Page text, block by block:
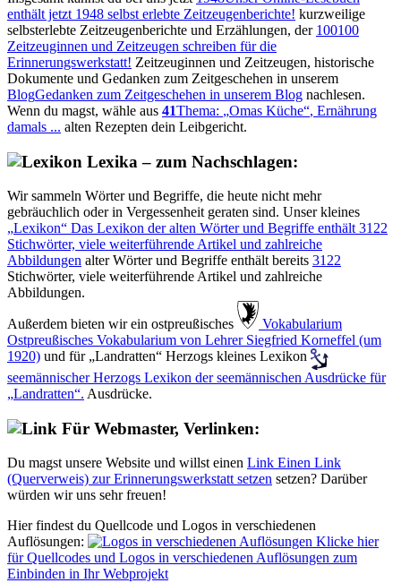
enthält jetzt 1948 selbst erlebte Zeitzeugenberichte! kurzweilige
selbsterlebte Zeitzeugenberichte und Erzählungen, der 100100
Zeitzeuginnen und Zeitzeugen schreiben für die
Erinnerungswerkstatt! Zeitzeuginnen und Zeitzeugen, historische
Dokumente und Gedanken zum Zeitgeschehen in unserem
BlogGedanken zum Zeitgeschehen in unserem Blog nachlesen.
Wenn du magst, wähle aus 41Thema: Omas Küche , Ernährung
damals ... alten Rezepten dein Leibgericht.
Lexika – zum Nachschlagen:
Wir sammeln Wörter und Begriffe, die heute nicht mehr
gebräuchlich oder in Vergessenheit geraten sind. Unser kleines
Lexikon
Das Lexikon der alten Wörter und Begriffe enthält 3122
Stichwörter, viele weiterführende Artikel und zahlreiche
Abbildungen alter Wörter und Begriffe enthält bereits 3122
Stichwörter, viele weiterführende Artikel und zahlreiche
Abbildungen.
Außerdem bieten wir ein ostpreußisches
️ Vokabularium
Ostpreußisches Vokabularium von Lehrer Siegfried Korneffel (um
1920) und für Landratten Herzogs kleines Lexikon
seemännischerHerzogs Lexikon der seemännischen Ausdrücke für
Landratten . Ausdrücke.
Für Webmaster, Verlinken:
Du magst unsere Website und willst einen Link Einen Link
(Querverweis) zur Erinnerungswerkstatt setzen setzen? Darüber
würden wir uns sehr freuen!
Hier findest du Quellcode und Logos in verschiedenen
Auflösungen:
Klicke hier
für Quellcodes und Logos in verschiedenen Auflösungen zum
Einbinden in Ihr Webprojekt